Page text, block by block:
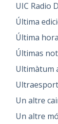
UIC Radio
Última
Última hora
Últimas
Ultimàtum
Un altre
Un altre